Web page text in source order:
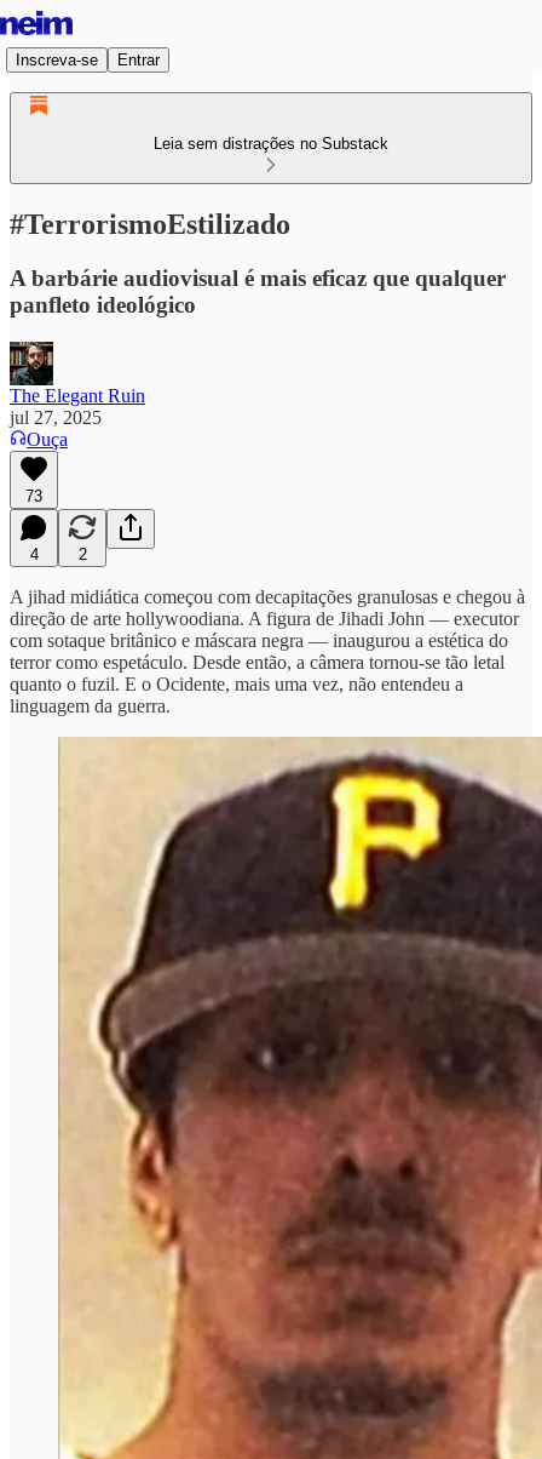
Inscreva-se Entrar
Leia sem distrações no Substack
#TerrorismoEstilizado
A barbárie audiovisual é mais eficaz que qualquer
panfleto ideológico
The Elegant Ruin
jul 27, 2025
Ouça
73
4 2
A jihad midiática começou com decapitações granulosas e chegou à
direção de arte hollywoodiana. A figura de Jihadi John — executor
com sotaque britânico e máscara negra — inaugurou a estética do
terror como espetáculo. Desde então, a câmera tornou-se tão letal
quanto o fuzil. E o Ocidente, mais uma vez, não entendeu a
linguagem da guerra.